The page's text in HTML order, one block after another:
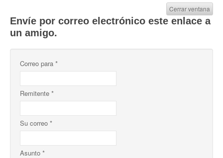
Envíe por correo electrónico este enlace a
un amigo.
Cerrar ventana
Correo para *
Remitente *
Su correo *
Asunto *